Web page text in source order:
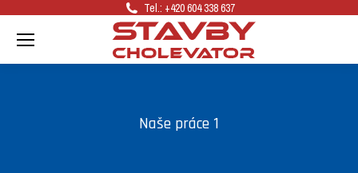
Tel.: +420 604 338 637
Naše práce 1